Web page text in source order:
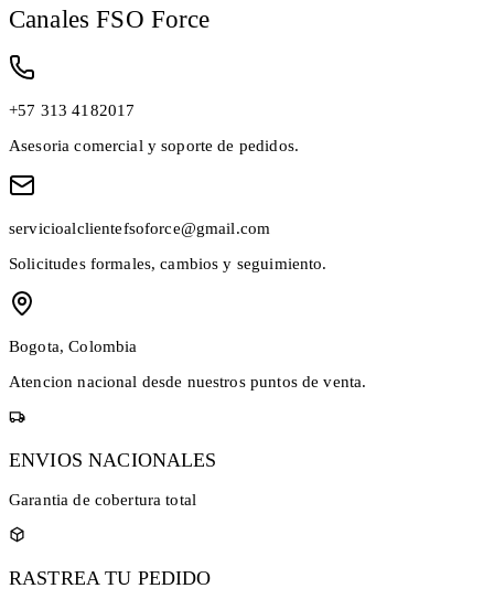
Canales FSO Force
+57 313 4182017
Asesoria comercial y soporte de pedidos.
servicioalclientefsoforce@gmail.com
Solicitudes formales, cambios y seguimiento.
Bogota, Colombia
Atencion nacional desde nuestros puntos de venta.
ENVIOS NACIONALES
Garantia de cobertura total
RASTREA TU PEDIDO